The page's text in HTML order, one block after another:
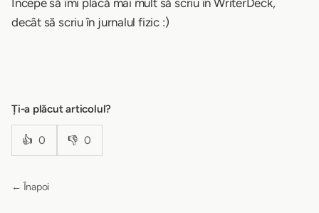
decât să scriu în jurnalul fizic :)
Ți-a plăcut articolul?
👍 0 👎 0
← Înapoi